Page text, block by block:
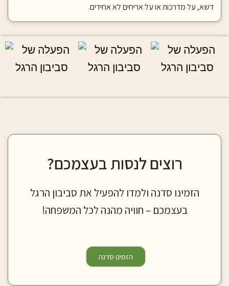
דשא, על מדרכות או על אריחים לא אחידים.
רוצים לנסות בעצמכם?
הזמינו סדנה ולמדו להפעיל את סביבון הרגל
בעצמכם – חוויה מהנה לכל המשפחה!
הזמינו סדנה